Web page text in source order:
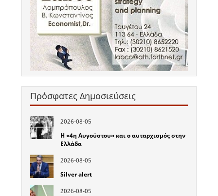
Πρόσφατες Δημοσιεύσεις
2026-08-05
Η «4η Αυγούστου» και ο αυταρχισμός στην
Ελλάδα
2026-08-05
Silver alert
2026-08-05